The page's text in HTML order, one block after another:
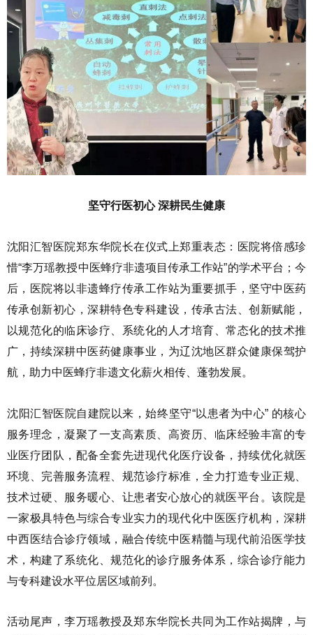
坚守行医初心 深耕民生健康
沈阳汇智医院郑东华院长在仪式上郑重表态：医院将倍感珍
惜“李万瑶教授中医蜂疗非遗项目传承工作站”的学术平台；今
后，医院将以非遗蜂疗传承工作站为重要抓手，坚守中医药
传承创新初心，深耕特色专科建设，传承古法、创新赋能，
以规范化的临床诊疗、系统化的人才培育、常态化的技术推
广，持续深耕中医药健康事业，为辽沈地区群众健康保驾护
航，助力中医蜂疗非遗文化薪火相传、蓬勃发展。
沈阳汇智医院自建院以来，始终坚守“以患者为中心” 的核心
服务理念，凝聚了一支高素质、高资历、临床经验丰富的专
业医疗团队，配备全套先进现代化医疗设备，持续优化就医
环境、完善服务流程、规范诊疗标准，全力打造专业正规、
技术过硬、服务暖心、让患者安心放心的就医平台。该院是
一家极具特色与综合专业实力的现代化中医医疗机构，深耕
中西医结合诊疗领域，融合传统中医精髓与现代前沿医学技
术，构建了系统化、规范化的诊疗服务体系，综合诊疗能力
与专科建设水平位居区域前列。
活动尾声，李万瑶教授及郑东华院长共同为工作站揭牌，与